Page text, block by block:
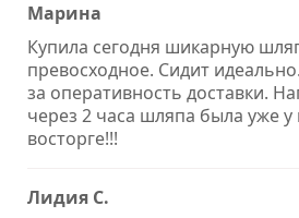
Марина
Купила сегодня шикарную
превосходное. Сидит
за оперативность доставки.
через 2 часа шляпа была уже у
восторге!!!
Лидия С.